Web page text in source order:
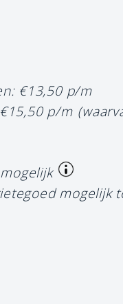
€13,50 p/m
p/m
mogelijk